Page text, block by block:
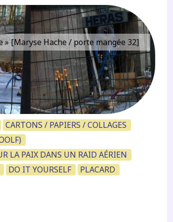
[Maryse Hache / porte mangée 32]
CARTONS / PAPIERS / COLLAGES
LA PAIX DANS UN RAID AÉRIEN
DO IT YOURSELF
PLACARD